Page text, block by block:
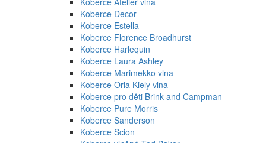
Koberce Decor
Koberce Estella
Koberce Florence Broadhurst
Koberce Harlequin
Koberce Laura Ashley
Koberce Marimekko vlna
Koberce Orla Kiely vlna
Koberce pro děti Brink and Campman
Koberce Pure Morris
Koberce Sanderson
Koberce Scion